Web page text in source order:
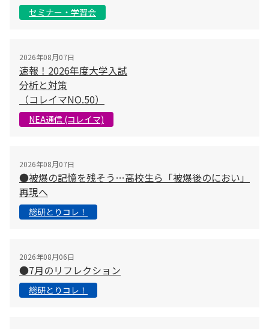
セミナー・学習会
2026年08月07日
速報！2026年度大学入試
分析と対策
（コレイマNO.50）
NEA通信 (コレイマ)
2026年08月07日
●被爆の記憶を残そう…高校生ら「被爆後のにおい」
再現へ
総研とりコレ！
2026年08月06日
●7月のリフレクション
総研とりコレ！